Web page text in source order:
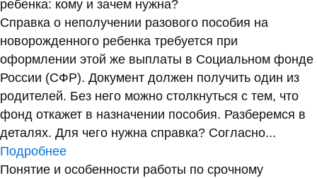
ребенка: кому и зачем нужна?
Справка о неполучении разового пособия на
новорожденного ребенка требуется при
оформлении этой же выплаты в Социальном фонде
России (СФР). Документ должен получить один из
родителей. Без него можно столкнуться с тем, что
фонд откажет в назначении пособия. Разберемся в
деталях. Для чего нужна справка? Согласно...
Подробнее
Понятие и особенности работы по срочному